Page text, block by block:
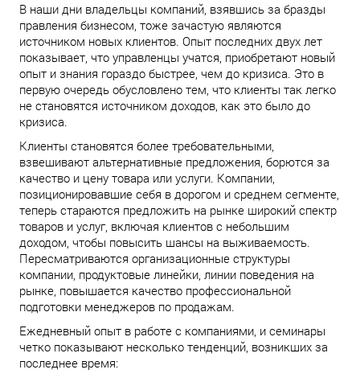
В наши дни владельцы компаний, взявшись за бразды
правления бизнесом, тоже зачастую являются
источником новых клиентов. Опыт последних двух лет
показывает, что управленцы учатся, приобретают новый
опыт и знания гораздо быстрее, чем до кризиса. Это в
первую очередь обусловлено тем, что клиенты так легко
не становятся источником доходов, как это было до
кризиса.
Клиенты становятся более требовательными,
взвешивают альтернативные предложения, борются за
качество и цену товара или услуги. Компании,
позиционировавшие себя в дорогом и среднем сегменте,
теперь стараются предложить на рынке широкий спектр
товаров и услуг, включая клиентов с небольшим
доходом, чтобы повысить шансы на выживаемость.
Пересматриваются организационные структуры
компании, продуктовые линейки, линии поведения на
рынке, повышается качество профессиональной
подготовки менеджеров по продажам.
Ежедневный опыт в работе с компаниями, и семинары
четко показывают несколько тенденций, возникших за
последнее время: